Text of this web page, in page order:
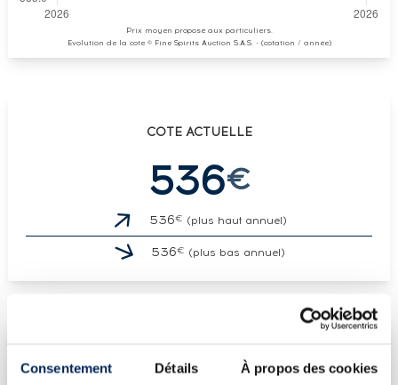
Consentement Détails À propos des cookies
Prix moyen proposé aux particuliers.
Evolution de la cote © Fine Spirits Auction S.A.S. - (cotation / année)
COTE ACTUELLE
536€
536€ (plus haut annuel)
536€ (plus bas annuel)
13/03/2026
536€